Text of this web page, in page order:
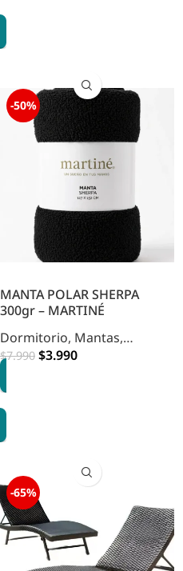
-50%
MANTA POLAR SHERPA
300gr – MARTINÉ
Dormitorio, Mantas,
Decohogar,Mantas
$7.990 $3.990
-65%